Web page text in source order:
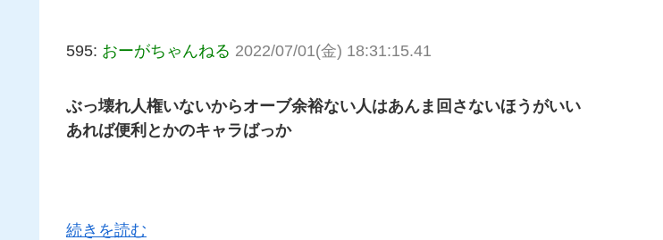
595: おーがちゃんねる 2022/07/01(金) 18:31:15.41
ぶっ壊れ人権いないからオーブ余裕ない人はあんま回さないほうがいい
あれば便利とかのキャラばっか
続きを読む